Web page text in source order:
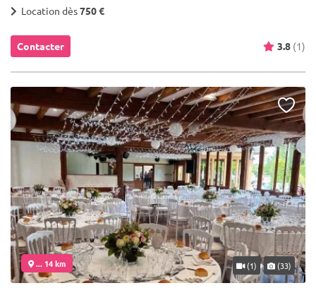
Location dès750 €
Contacter 3.8 (1)
... 14 km (1) (33)